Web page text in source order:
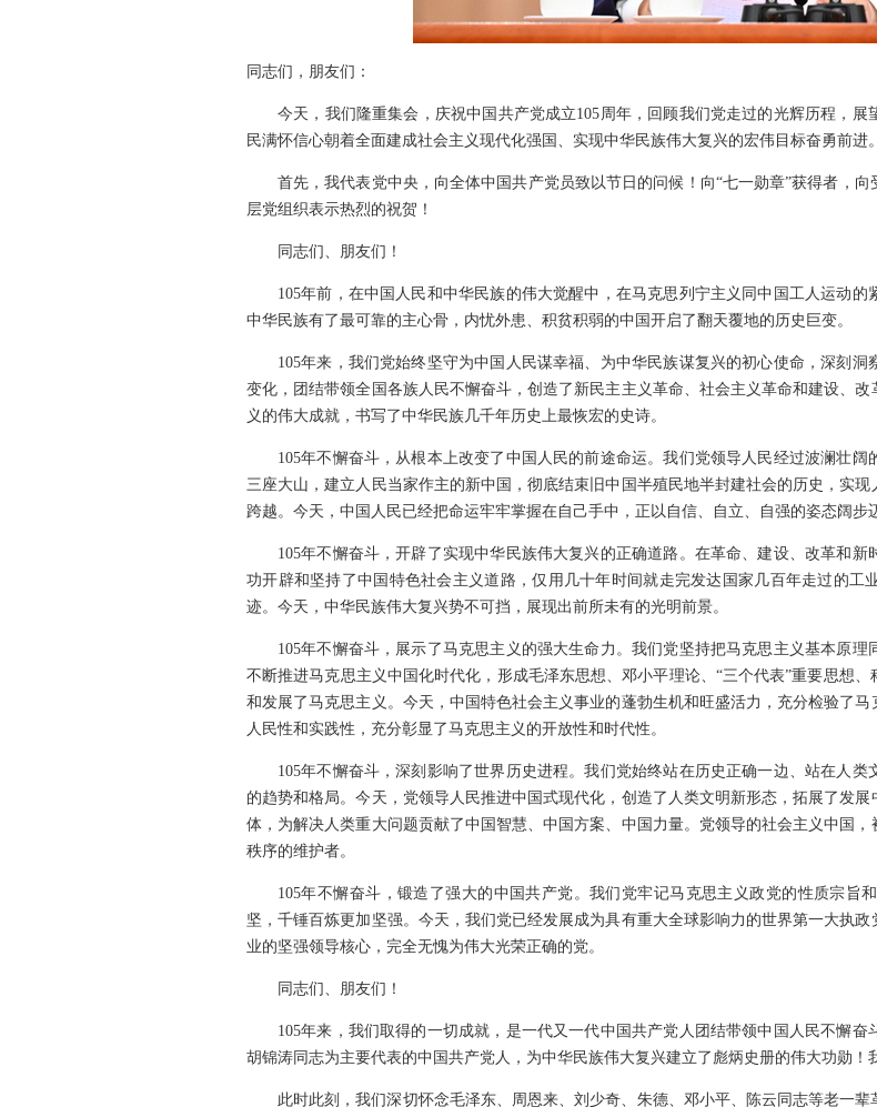
同志们，朋友们：
今天，我们隆重集会，庆祝中国共产党成立105周年，回顾我们党走过的光辉历程，
民满怀信心朝着全面建成社会主义现代化强国、实现中华民族伟大复兴的宏伟目标奋勇前进。
首先，我代表党中央，向全体中国共产党员致以节日的问候！向“七一勋章”获得者，
层党组织表示热烈的祝贺！
同志们、朋友们！
105年前，在中国人民和中华民族的伟大觉醒中，在马克思列宁主义同中国工人运动
中华民族有了最可靠的主心骨，内忧外患、积贫积弱的中国开启了翻天覆地的历史巨变。
105年来，我们党始终坚守为中国人民谋幸福、为中华民族谋复兴的初心使命，深刻
变化，团结带领全国各族人民不懈奋斗，创造了新民主主义革命、社会主义革命和建设、
义的伟大成就，书写了中华民族几千年历史上最恢宏的史诗。
105年不懈奋斗，从根本上改变了中国人民的前途命运。我们党领导人民经过波澜壮
三座大山，建立人民当家作主的新中国，彻底结束旧中国半殖民地半封建社会的历史，实
跨越。今天，中国人民已经把命运牢牢掌握在自己手中，正以自信、自立、自强的姿态阔步
105年不懈奋斗，开辟了实现中华民族伟大复兴的正确道路。在革命、建设、改革和
功开辟和坚持了中国特色社会主义道路，仅用几十年时间就走完发达国家几百年走过的工
迹。今天，中华民族伟大复兴势不可挡，展现出前所未有的光明前景。
105年不懈奋斗，展示了马克思主义的强大生命力。我们党坚持把马克思主义基本原理
不断推进马克思主义中国化时代化，形成毛泽东思想、邓小平理论、“三个代表”重要思想
和发展了马克思主义。今天，中国特色社会主义事业的蓬勃生机和旺盛活力，充分检验了
人民性和实践性，充分彰显了马克思主义的开放性和时代性。
105年不懈奋斗，深刻影响了世界历史进程。我们党始终站在历史正确一边、站在人
的趋势和格局。今天，党领导人民推进中国式现代化，创造了人类文明新形态，拓展了发
体，为解决人类重大问题贡献了中国智慧、中国方案、中国力量。党领导的社会主义中国
秩序的维护者。
105年不懈奋斗，锻造了强大的中国共产党。我们党牢记马克思主义政党的性质宗旨
坚，千锤百炼更加坚强。今天，我们党已经发展成为具有重大全球影响力的世界第一大执
业的坚强领导核心，完全无愧为伟大光荣正确的党。
同志们、朋友们！
105年来，我们取得的一切成就，是一代又一代中国共产党人团结带领中国人民不懈奋
胡锦涛同志为主要代表的中国共产党人，为中华民族伟大复兴建立了彪炳史册的伟大功勋！
此时此刻，我们深切怀念毛泽东、周恩来、刘少奇、朱德、邓小平、陈云同志等老一